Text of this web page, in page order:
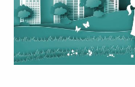
SUSJEDSTVA,
12.
TRAVNJA
2024.